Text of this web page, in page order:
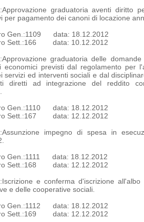
:Approvazione graduatoria aventi diritto
per pagamento dei canoni di locazione
Gen.:1109 data: 18.12.2012
Sett.:166 data: 10.12.2012
:Approvazione graduatoria delle
economici previsti dal regolamento per
servizi ed interventi sociali e dal
diretti ad integrazione del reddito
Gen.:1110 data: 18.12.2012
Sett.:167 data: 12.12.2012
:Assunzione impegno di spesa in
Gen.:1111 data: 18.12.2012
Sett.:168 data: 12.12.2012
:Iscrizione e conferma d'iscrizione
e delle cooperative sociali.
Gen.:1112 data: 18.12.2012
Sett.:169 data: 12.12.2012